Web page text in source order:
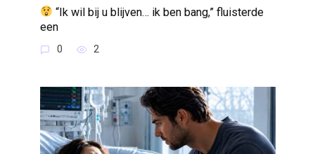
“Ik wil bij u blijven… ik ben bang,” fluisterde
een
0 2